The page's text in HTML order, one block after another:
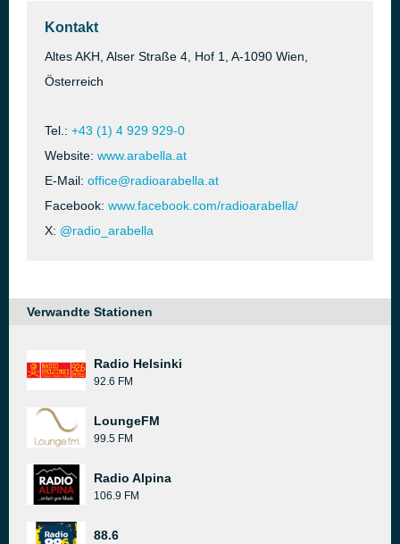
Kontakt
Altes AKH, Alser Straße 4, Hof 1, A-1090 Wien,
Österreich
Tel.: +43 (1) 4 929 929-0
Website: www.arabella.at
E-Mail: office@radioarabella.at
Facebook: www.facebook.com/radioarabella/
X: @radio_arabella
Verwandte Stationen
Radio Helsinki
92.6 FM
LoungeFM
99.5 FM
Radio Alpina
106.9 FM
88.6